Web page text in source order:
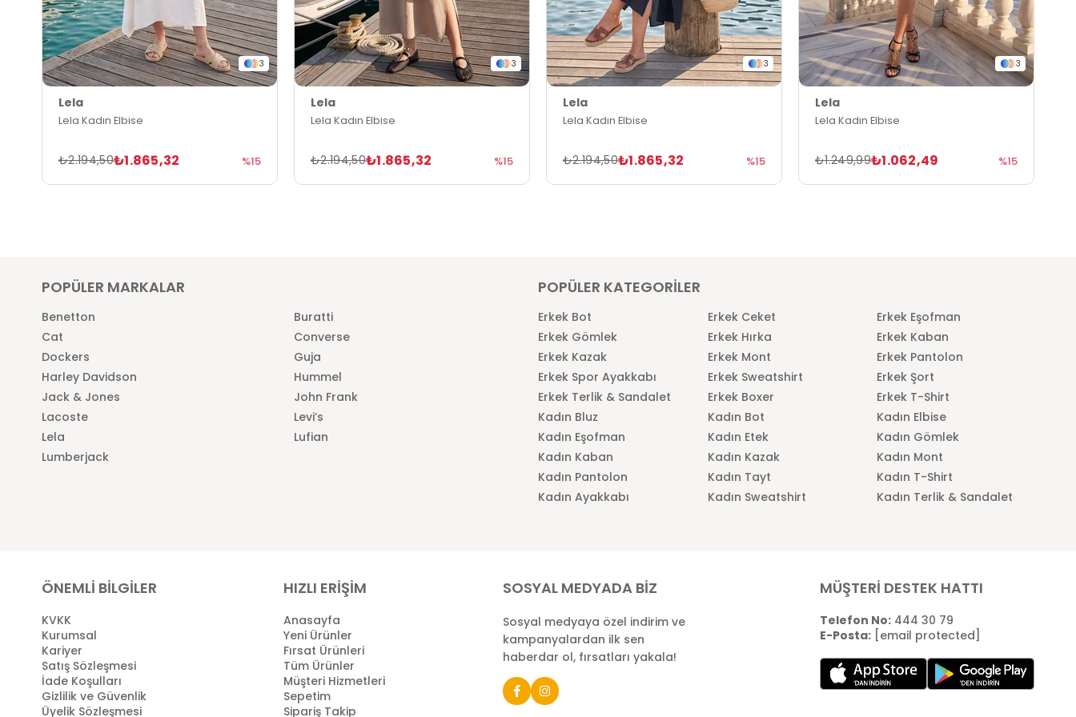
3
Lela
Lela Kadın Elbise
₺1.865,32
₺2.194,50 %15
3
Lela
Lela Kadın Elbise
₺1.865,32
₺2.194,50 %15
3
Lela
Lela Kadın Elbise
₺1.865,32
₺2.194,50 %15
3
Lela
Lela Kadın Elbise
₺1.062,49
₺1.249,99 %15
POPÜLER MARKALAR
Benetton
Buratti
Cat
Converse
Dockers
Guja
Harley Davidson
Hummel
Jack & Jones
John Frank
Lacoste
Levi’s
Lela
Lufian
Lumberjack
POPÜLER KATEGORİLER
Erkek Bot Erkek Ceket
Erkek Eşofman
Erkek Gömlek
Erkek Hırka
Erkek Kaban
Erkek Kazak
Erkek Mont
Erkek Pantolon
Erkek Spor Ayakkabı
Erkek Sweatshirt
Erkek Şort
Erkek Terlik & Sandalet
Erkek Boxer
Erkek T-Shirt
Kadın Bluz
Kadın Bot
Kadın Elbise
Kadın Eşofman
Kadın Etek
Kadın Gömlek
Kadın Kaban
Kadın Kazak
Kadın Mont
Kadın Pantolon
Kadın Tayt
Kadın T-Shirt
Kadın Ayakkabı
Kadın Sweatshirt Kadın Terlik & Sandalet
ÖNEMLİ BİLGİLER
KVKK
Kurumsal
Kariyer
Satış Sözleşmesi
İade Koşulları
Gizlilik ve Güvenlik
Üyelik Sözleşmesi
HIZLI ERİŞİM
Anasayfa
Yeni Ürünler
Fırsat Ürünleri
Tüm Ürünler
Müşteri Hizmetleri
Sepetim
Sipariş Takip
SOSYAL MEDYADA BİZ
Sosyal medyaya özel indirim ve
kampanyalardan ilk sen
haberdar ol, fırsatları yakala!
MÜŞTERİ DESTEK HATTI
Telefon No:444 30 79
E-Posta: [email protected]